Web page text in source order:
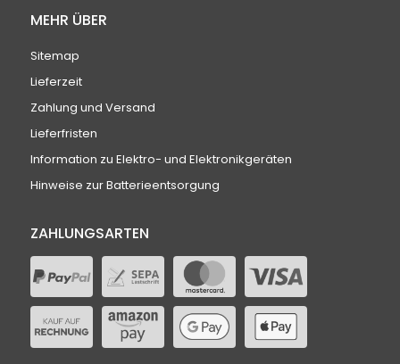
MEHR ÜBER
Sitemap
Lieferzeit
Zahlung und Versand
Lieferfristen
Information zu Elektro- und Elektronikgeräten
Hinweise zur Batterieentsorgung
ZAHLUNGSARTEN